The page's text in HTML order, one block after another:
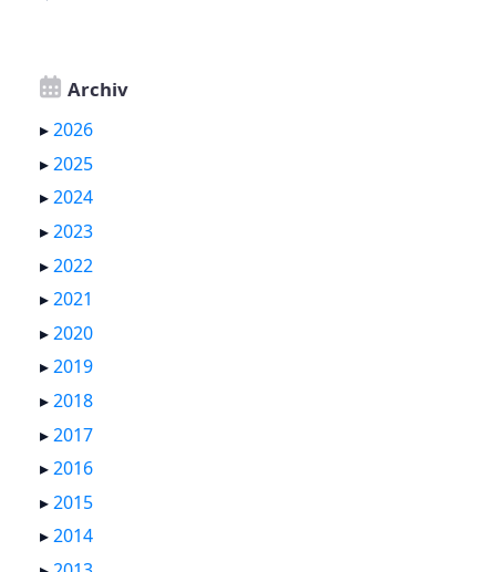
Archiv
▸2026
▸2025
▸2024
▸2023
▸2022
▸2021
▸2020
▸2019
▸2018
▸2017
▸2016
▸2015
▸2014